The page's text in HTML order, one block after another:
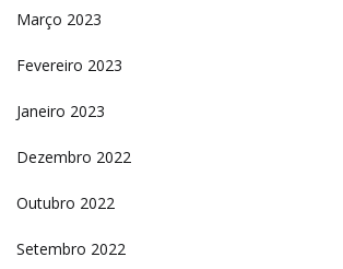
Março 2023
Fevereiro 2023
Janeiro 2023
Dezembro 2022
Outubro 2022
Setembro 2022